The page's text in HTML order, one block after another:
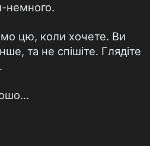
немного.
цю, коли хочете. Ви
та не спішіте. Глядіте